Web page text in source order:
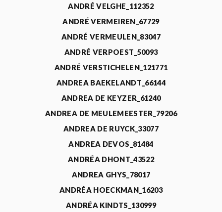
ANDRÉ VELGHE_112352
ANDRÉ VERMEIREN_67729
ANDRÉ VERMEULEN_83047
ANDRÉ VERPOEST_50093
ANDRÉ VERSTICHELEN_121771
ANDREA BAEKELANDT_66144
ANDREA DE KEYZER_61240
ANDREA DE MEULEMEESTER_79206
ANDREA DE RUYCK_33077
ANDREA DEVOS_81484
ANDRÉA DHONT_43522
ANDREA GHYS_78017
ANDRÉA HOECKMAN_16203
ANDRÉA KINDTS_130999